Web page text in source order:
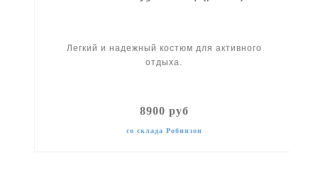
Легкий и надежный костюм для активного
отдыха.
8900 руб
со склада Робинзон